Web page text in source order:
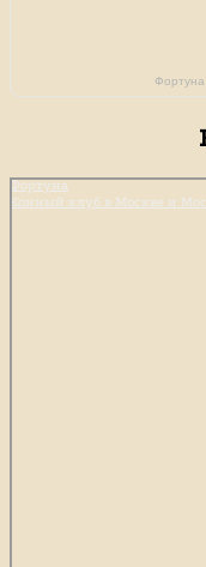
Фортуна
Конный клуб в Москве и